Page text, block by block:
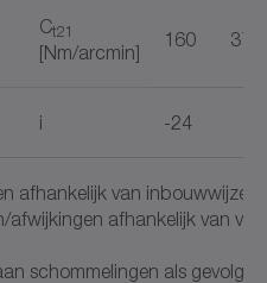
Ct21
[Nm/arcmin]
160 370
i -24
afhankelijk van inbouwwijze
afwijkingen afhankelijk van
schommelingen als gevolg